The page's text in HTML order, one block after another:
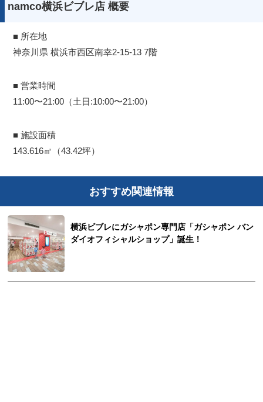
namco横浜ビブレ店 概要
■ 所在地
神奈川県 横浜市西区南幸2-15-13 7階
■ 営業時間
11:00〜21:00（土日:10:00〜21:00）
■ 施設面積
143.616㎡（43.42坪）
おすすめ関連情報
横浜ビブレにガシャポン専門店「ガシャポン バン
ダイオフィシャルショップ」誕生！